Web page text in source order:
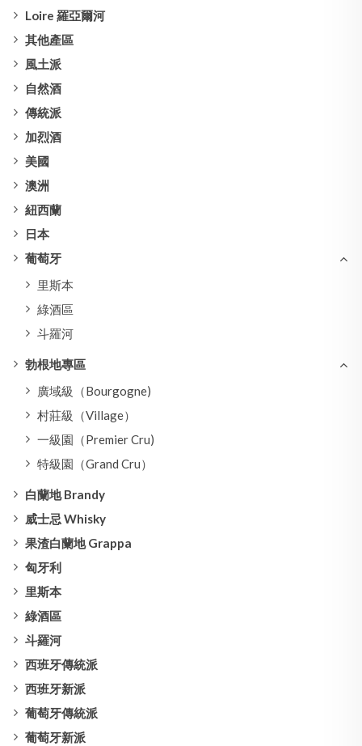
Loire 羅亞爾河
其他產區
風土派
自然酒
傳統派
加烈酒
美國
澳洲
紐西蘭
日本
葡萄牙
里斯本
綠酒區
斗羅河
勃根地專區
廣域級（Bourgogne)
村莊級（Village）
一級園（Premier Cru)
特級園（Grand Cru）
白蘭地 Brandy
威士忌 Whisky
果渣白蘭地 Grappa
匈牙利
里斯本
綠酒區
斗羅河
西班牙傳統派
西班牙新派
葡萄牙傳統派
葡萄牙新派